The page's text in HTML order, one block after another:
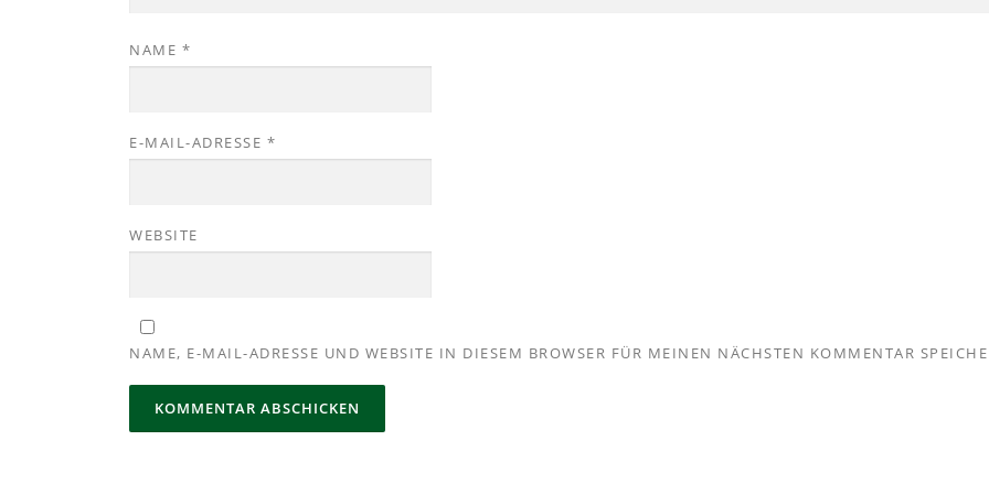
NAME *
E-MAIL-ADRESSE *
WEBSITE
NAME, E-MAIL-ADRESSE UND WEBSITE IN DIESEM BROWSER FÜR MEINEN NÄCHSTEN KOMMENTAR